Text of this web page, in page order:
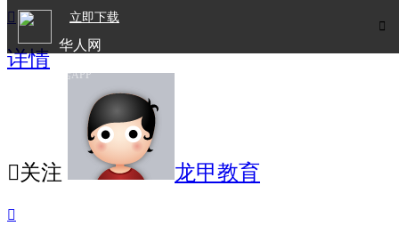

立即下载
华人网
欧洲华人生活APP

详情
关注 龙甲教育
